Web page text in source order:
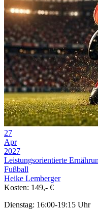
27
Apr
2027
Leistungsorientierte
Fußball
Heike Lemberger
Kosten: 149,- €
Dienstag: 16:00-19:15 Uhr